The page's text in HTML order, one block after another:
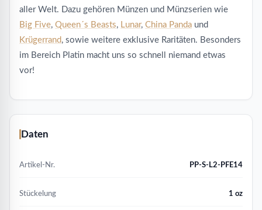
aller Welt. Dazu gehören Münzen und Münzserien wie
Big Five, Queen´s Beasts, Lunar, China Panda und
Krügerrand, sowie weitere exklusive Raritäten. Besonders
im Bereich Platin macht uns so schnell niemand etwas
vor!
Daten
Artikel-Nr. PP-S-L2-PFE14
Stückelung 1 oz